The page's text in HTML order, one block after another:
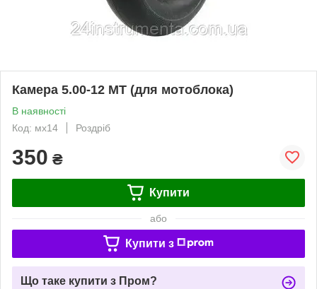
Камера 5.00-12 МТ (для мотоблока)
В наявності
Код: мх14
Роздріб
350 ₴
Купити
або
Купити з
Що таке купити з Пром?